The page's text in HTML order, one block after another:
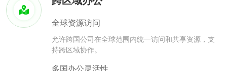
全球资源访问
允许跨国公司在全球范围内统一访问和共享资源，支
持跨区域协作。
多国办公灵活性